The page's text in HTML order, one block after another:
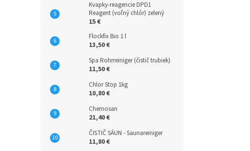
Kvapky-reagencie DPD1
Reagent (voľný chlór) zelený
15 €
Flockfix Bio 1 l
13,50 €
Spa Rohrreiniger (čistič trubiek)
11,50 €
Chlor Stop 1kg
10,80 €
Chemosan
21,40 €
ČISTIČ SÁUN - Saunareiniger
11,80 €